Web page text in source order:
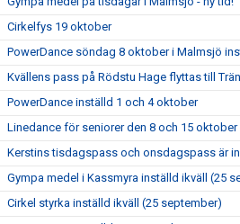
Cirkelfys 19 oktober
PowerDance söndag 8 oktober i Malmsjö
Kvällens pass på Rödstu Hage flyttas till
PowerDance inställd 1 och 4 oktober
Linedance för seniorer den 8 och 15 oktober
Kerstins tisdagspass och onsdagspass är
Gympa medel i Kassmyra inställd ikväll (25
Cirkel styrka inställd ikväll (25 september)